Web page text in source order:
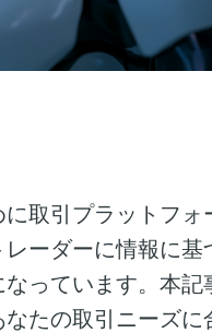
取引プラットフォ
ーダーに情報に基
っています。本記
たの取引ニーズに